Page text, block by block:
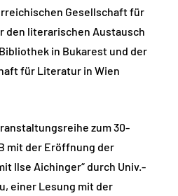
Gesellschaft für
den literarischen Austausch
in Bukarest und der
für Literatur in Wien
zum 30-
mit der Eröffnung der
Ilse Aichinger“ durch Univ.-
einer Lesung mit der